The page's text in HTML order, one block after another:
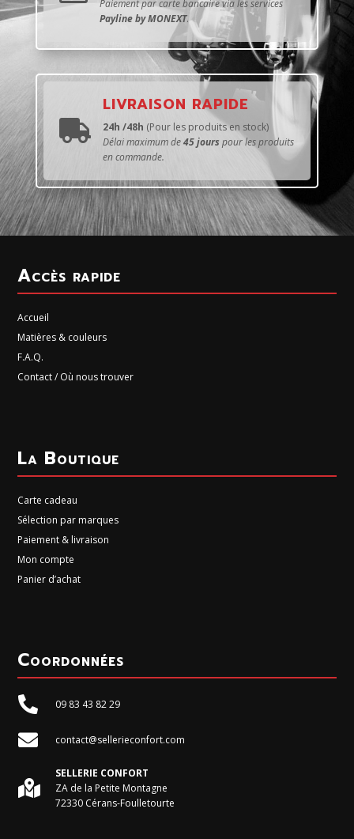
Paiement par carte bancaire via les services
Payline by MONEXT.

LIVRAISON RAPIDE
24h /48h (Pour les produits en stock)
Délai maximum de45 jourspour les produits
en commande.
Accès rapide
Accueil
Matières & couleurs
F.A.Q.
Contact / Où nous trouver
La Boutique
Carte cadeau
Sélection par marques
Paiement & livraison
Mon compte
Panier d’achat
Coordonnées
 09 83 43 82 29
 contact@sellerieconfort.com

SELLERIE CONFORT
ZA de la Petite Montagne
72330 Cérans-Foulletourte